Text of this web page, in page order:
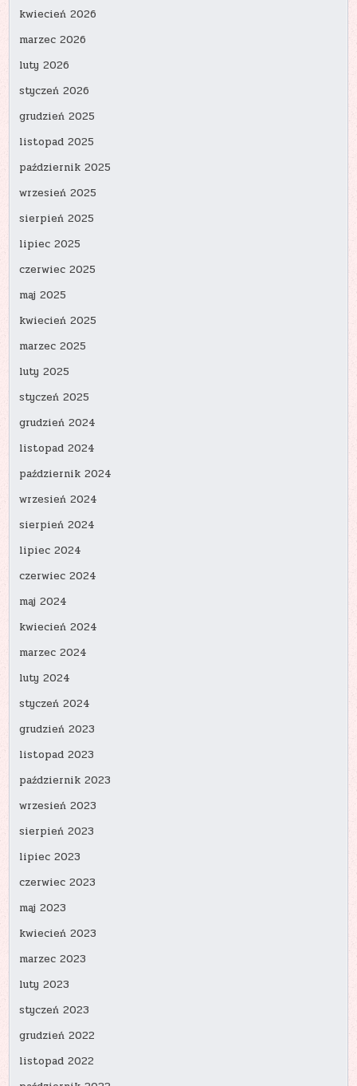
kwiecień 2026
marzec 2026
luty 2026
styczeń 2026
grudzień 2025
listopad 2025
październik 2025
wrzesień 2025
sierpień 2025
lipiec 2025
czerwiec 2025
maj 2025
kwiecień 2025
marzec 2025
luty 2025
styczeń 2025
grudzień 2024
listopad 2024
październik 2024
wrzesień 2024
sierpień 2024
lipiec 2024
czerwiec 2024
maj 2024
kwiecień 2024
marzec 2024
luty 2024
styczeń 2024
grudzień 2023
listopad 2023
październik 2023
wrzesień 2023
sierpień 2023
lipiec 2023
czerwiec 2023
maj 2023
kwiecień 2023
marzec 2023
luty 2023
styczeń 2023
grudzień 2022
listopad 2022